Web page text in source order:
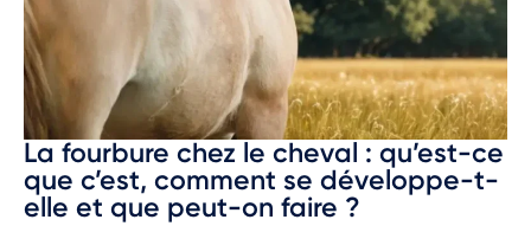
La fourbure chez le cheval : qu’est-ce
que c’est, comment se développe-t-
elle et que peut-on faire ?